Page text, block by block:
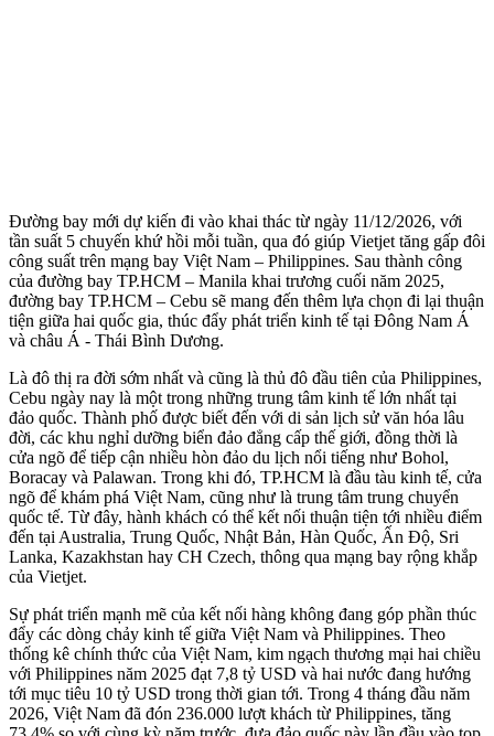
Đường bay mới dự kiến đi vào khai thác từ ngày 11/12/2026, với
tần suất 5 chuyến khứ hồi mỗi tuần, qua đó giúp Vietjet tăng gấp đôi
công suất trên mạng bay Việt Nam – Philippines. Sau thành công
của đường bay TP.HCM – Manila khai trương cuối năm 2025,
đường bay TP.HCM – Cebu sẽ mang đến thêm lựa chọn đi lại thuận
tiện giữa hai quốc gia, thúc đẩy phát triển kinh tế tại Đông Nam Á
và châu Á - Thái Bình Dương.
Là đô thị ra đời sớm nhất và cũng là thủ đô đầu tiên của Philippines,
Cebu ngày nay là một trong những trung tâm kinh tế lớn nhất tại
đảo quốc. Thành phố được biết đến với di sản lịch sử văn hóa lâu
đời, các khu nghỉ dưỡng biển đảo đẳng cấp thế giới, đồng thời là
cửa ngõ để tiếp cận nhiều hòn đảo du lịch nổi tiếng như Bohol,
Boracay và Palawan. Trong khi đó, TP.HCM là đầu tàu kinh tế, cửa
ngõ để khám phá Việt Nam, cũng như là trung tâm trung chuyển
quốc tế. Từ đây, hành khách có thể kết nối thuận tiện tới nhiều điểm
đến tại Australia, Trung Quốc, Nhật Bản, Hàn Quốc, Ấn Độ, Sri
Lanka, Kazakhstan hay CH Czech, thông qua mạng bay rộng khắp
của Vietjet.
Sự phát triển mạnh mẽ của kết nối hàng không đang góp phần thúc
đẩy các dòng chảy kinh tế giữa Việt Nam và Philippines. Theo
thống kê chính thức của Việt Nam, kim ngạch thương mại hai chiều
với Philippines năm 2025 đạt 7,8 tỷ USD và hai nước đang hướng
tới mục tiêu 10 tỷ USD trong thời gian tới. Trong 4 tháng đầu năm
2026, Việt Nam đã đón 236.000 lượt khách từ Philippines, tăng